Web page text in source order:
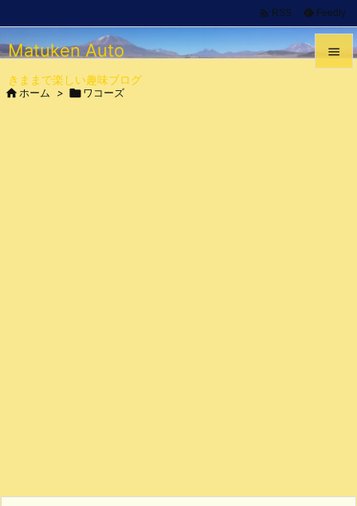
Matuken Auto
きままで楽しい趣味ブログ

 RSS Feedly
ホーム > ワコーズ